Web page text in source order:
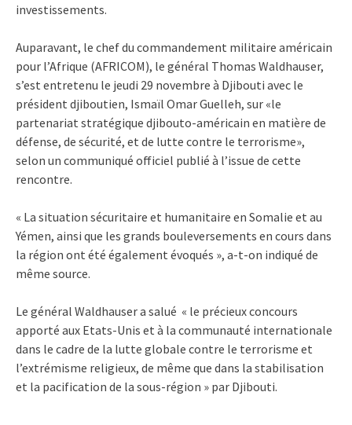
investissements.
Auparavant, le chef du commandement militaire américain
pour l’Afrique (AFRICOM), le général Thomas Waldhauser,
s’est entretenu le jeudi 29 novembre à Djibouti avec le
président djiboutien, Ismaïl Omar Guelleh, sur «le
partenariat stratégique djibouto-américain en matière de
défense, de sécurité, et de lutte contre le terrorisme»,
selon un communiqué officiel publié à l’issue de cette
rencontre.
« La situation sécuritaire et humanitaire en Somalie et au
Yémen, ainsi que les grands bouleversements en cours dans
la région ont été également évoqués », a-t-on indiqué de
même source.
Le général Waldhauser a salué « le précieux concours
apporté aux Etats-Unis et à la communauté internationale
dans le cadre de la lutte globale contre le terrorisme et
l’extrémisme religieux, de même que dans la stabilisation
et la pacification de la sous-région » par Djibouti.